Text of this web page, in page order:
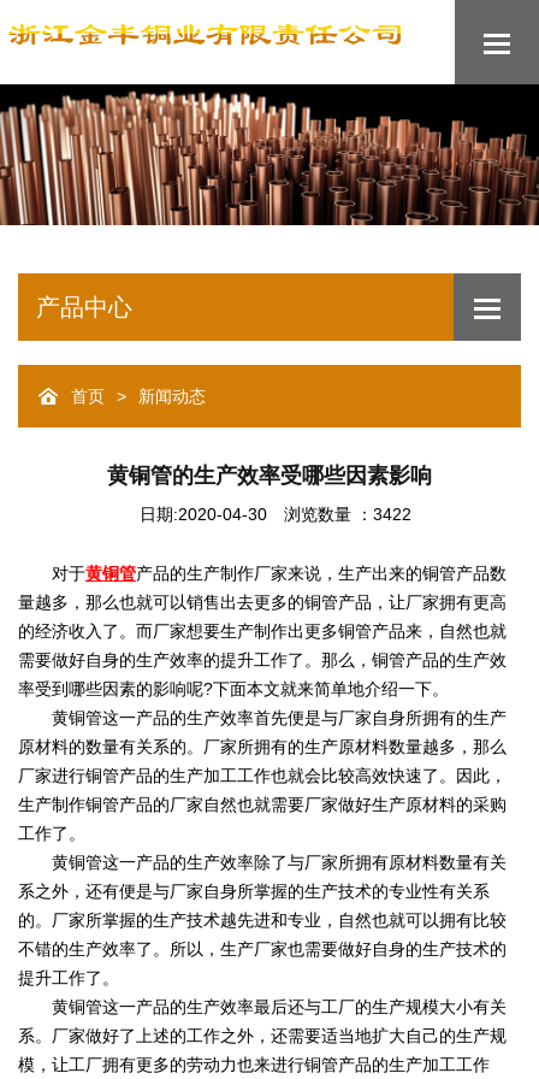
产品中心
首页 > 新闻动态
黄铜管的生产效率受哪些因素影响
日期:2020-04-30 浏览数量 ：3422
对于黄铜管产品的生产制作厂家来说，生产出来的铜管产品数
量越多，那么也就可以销售出去更多的铜管产品，让厂家拥有更高
的经济收入了。而厂家想要生产制作出更多铜管产品来，自然也就
需要做好自身的生产效率的提升工作了。那么，铜管产品的生产效
率受到哪些因素的影响呢?下面本文就来简单地介绍一下。
黄铜管这一产品的生产效率首先便是与厂家自身所拥有的生产
原材料的数量有关系的。厂家所拥有的生产原材料数量越多，那么
厂家进行铜管产品的生产加工工作也就会比较高效快速了。因此，
生产制作铜管产品的厂家自然也就需要厂家做好生产原材料的采购
工作了。
黄铜管这一产品的生产效率除了与厂家所拥有原材料数量有关
系之外，还有便是与厂家自身所掌握的生产技术的专业性有关系
的。厂家所掌握的生产技术越先进和专业，自然也就可以拥有比较
不错的生产效率了。所以，生产厂家也需要做好自身的生产技术的
提升工作了。
黄铜管这一产品的生产效率最后还与工厂的生产规模大小有关
系。厂家做好了上述的工作之外，还需要适当地扩大自己的生产规
模，让工厂拥有更多的劳动力也来进行铜管产品的生产加工工作